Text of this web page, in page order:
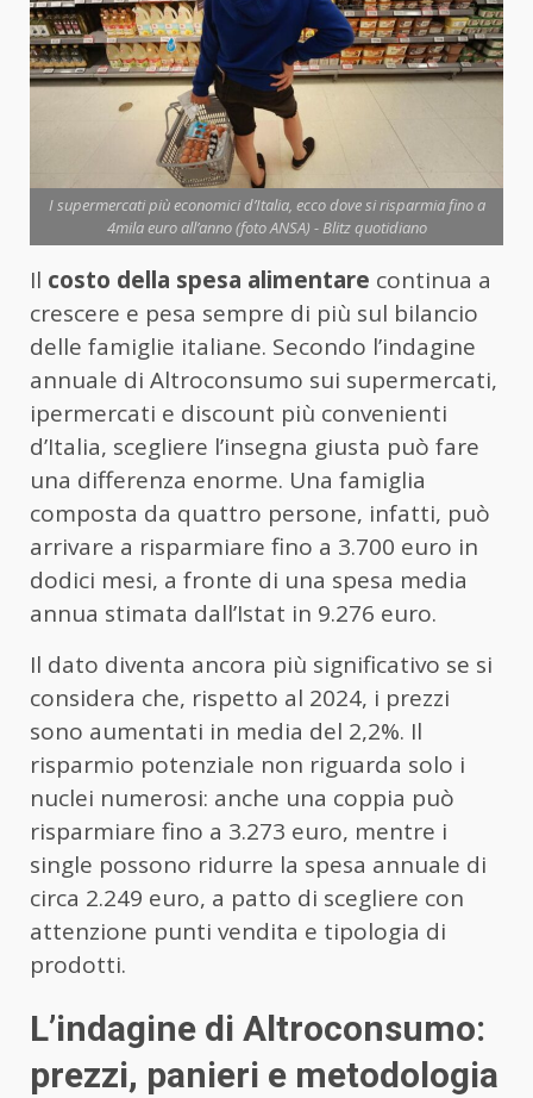
I supermercati più economici d’Italia, ecco dove si risparmia fino a
4mila euro all’anno (foto ANSA) - Blitz quotidiano
Il costo della spesa alimentare continua a
crescere e pesa sempre di più sul bilancio
delle famiglie italiane. Secondo l’indagine
annuale di Altroconsumo sui supermercati,
ipermercati e discount più convenienti
d’Italia, scegliere l’insegna giusta può fare
una differenza enorme. Una famiglia
composta da quattro persone, infatti, può
arrivare a risparmiare fino a 3.700 euro in
dodici mesi, a fronte di una spesa media
annua stimata dall’Istat in 9.276 euro.
Il dato diventa ancora più significativo se si
considera che, rispetto al 2024, i prezzi
sono aumentati in media del 2,2%. Il
risparmio potenziale non riguarda solo i
nuclei numerosi: anche una coppia può
risparmiare fino a 3.273 euro, mentre i
single possono ridurre la spesa annuale di
circa 2.249 euro, a patto di scegliere con
attenzione punti vendita e tipologia di
prodotti.
L’indagine di Altroconsumo:
prezzi, panieri e metodologia